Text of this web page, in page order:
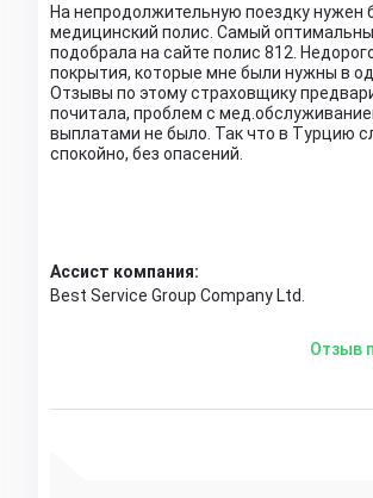
На непродолжительную поездку нужен
медицинский полис. Самый
подобрала на сайте полис 812.
покрытия, которые мне были нужны в
Отзывы по этому страховщику
почитала, проблем с
выплатами не было. Так что в Турцию
спокойно, без опасений.
Ассист компания:
Best Service Group Company Ltd.
Отзыв